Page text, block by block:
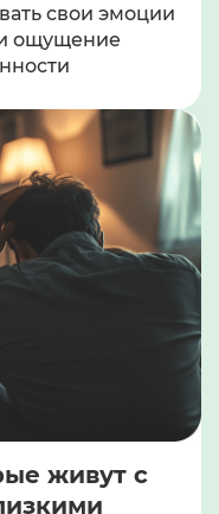
свои эмоции
ощущение
живут с